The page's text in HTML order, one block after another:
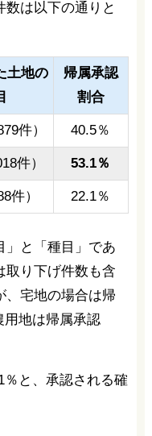
数は以下の通りと
土地の
帰属承認
割合
件） 40.5％
件） 53.1％
件） 22.1％
」と「種目」であ
取り下げ件数も含
、宅地の場合は帰
用地は帰属承認
と、承認される確